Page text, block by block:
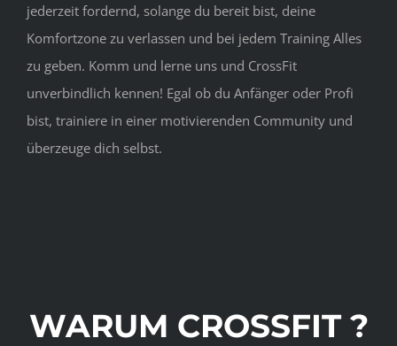
jederzeit fordernd, solange du bereit bist, deine
Komfortzone zu verlassen und bei jedem Training Alles
zu geben. Komm und lerne uns und CrossFit
unverbindlich kennen! Egal ob du Anfänger oder Profi
bist, trainiere in einer motivierenden Community und
überzeuge dich selbst.
WARUM CROSSFIT ?